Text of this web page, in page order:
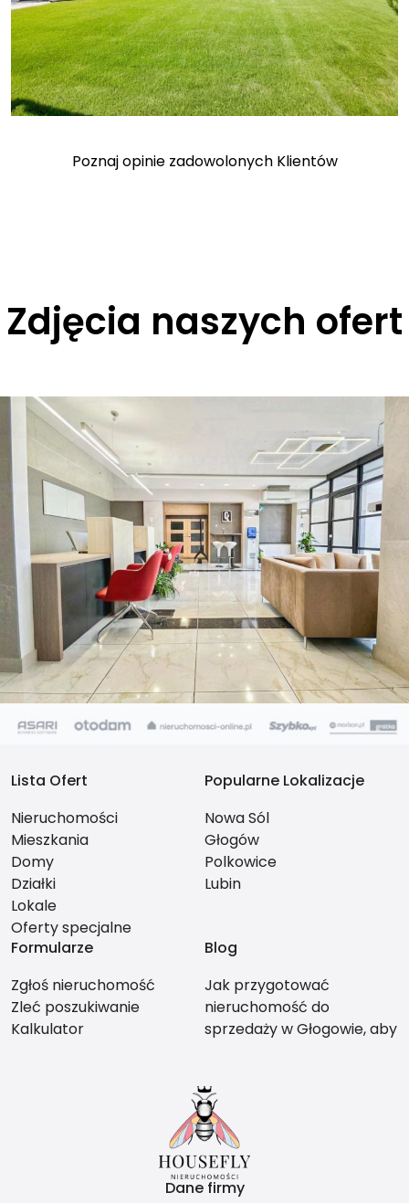
Poznaj opinie zadowolonych Klientów
Zdjęcia naszych ofert
Lista Ofert
Nieruchomości
Mieszkania
Domy
Działki
Lokale
Oferty specjalne
Popularne Lokalizacje
Nowa Sól
Głogów
Polkowice
Lubin
Formularze
Zgłoś nieruchomość
Zleć poszukiwanie
Kalkulator
Blog
Jak przygotować
nieruchomość do
sprzedaży w Głogowie, aby
Dane firmy